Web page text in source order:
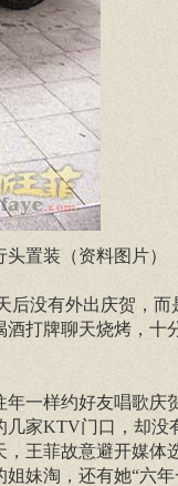
置装（资料图片）
后没有外出庆贺，而
酒打牌聊天烧烤，十
年一样约好友唱歌庆
几家KTV门口，却没
，王菲故意避开媒体
妹淘，还有她“六年